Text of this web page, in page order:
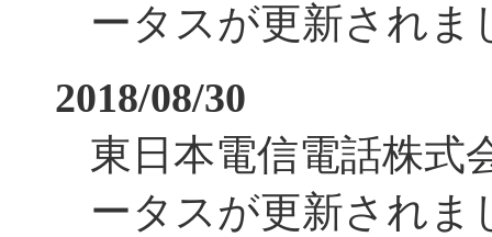
ータスが更新されま
2018/08/30
東日本電信電話株式
ータスが更新されま